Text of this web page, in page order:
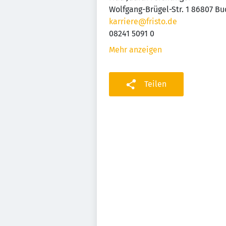
Wolfgang-Brügel-Str. 1 86807
karriere@fristo.de
08241 5091 0
Mehr anzeigen
Teilen